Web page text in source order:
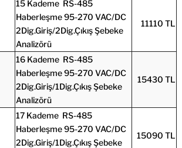
15 Kademe RS-485
Haberleşme 95-270 VAC/DC
2Dig.Giriş/2Dig.Çıkış Şebeke
Analizörü
11110 TL
16 Kademe RS-485
Haberleşme 95-270 VAC/DC
2Dig.Giriş/1Dig.Çıkış Şebeke
Analizörü
15430 TL
17 Kademe RS-485
Haberleşme 95-270 VAC/DC
2Dig.Giriş/1Dig.Çıkış Şebeke
15090 TL